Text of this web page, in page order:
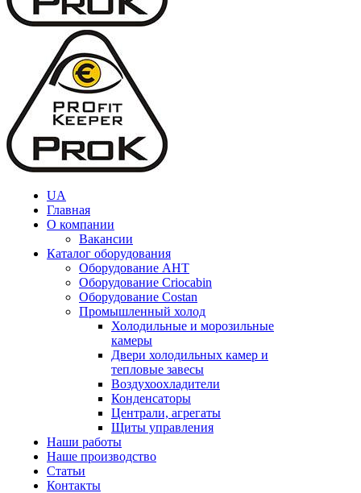
UA
Главная
О компании
Вакансии
Каталог оборудования
Оборудование AHT
Оборудование Criocabin
Оборудование Costan
Промышленный холод
Холодильные и морозильные
камеры
Двери холодильных камер и
тепловые завесы
Воздухоохладители
Конденсаторы
Централи, агрегаты
Щиты управления
Наши работы
Наше производство
Статьи
Контакты